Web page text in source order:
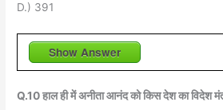
D.) 391
Show Answer
Q.10 हाल ही में अनीता आनंद को किस देश का विदेश